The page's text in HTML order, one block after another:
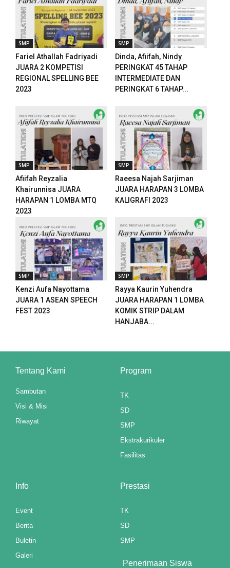
panel
paketleri
satın al
satın al
panel
panel
panel
panel
panel
panel
panel
panel
panel
Panel
Panel
SMP
Fariel Athallah Fadriyadi
JUARA 2 KOMPETISI
REGIONAL SPELLING BEE
2023
SMP
Dinda, Afiifah, Nindy
PERINGKAT 45 TAHAP
INTERMEDIATE DAN
PERINGKAT 6 TAHAP...
SMP
Afiifah Reyzalia
Khairunnisa JUARA
HARAPAN 1 LOMBA MTQ
2023
SMP
Raeesa Najah Sarjiman
JUARA HARAPAN 3 LOMBA
KALIGRAFI 2023
SMP
Kenzi Aufa Nayottama
JUARA 1 ASEAN SPEECH
FEST 2023
SMP
Rayya Kaurin Yuhendra
JUARA HARAPAN 1 LOMBA
KOMIK STRIP DALAM
HANJABA...
Tentang Kami
Sambutan
Visi & Misi
Riwayat
Program
TK
SD
SMP
Ekstrakurikuler
Fasilitas
Info
Event
Berita
Buletin
Galeri
Prestasi
TK
SD
SMP
Penerimaan Siswa